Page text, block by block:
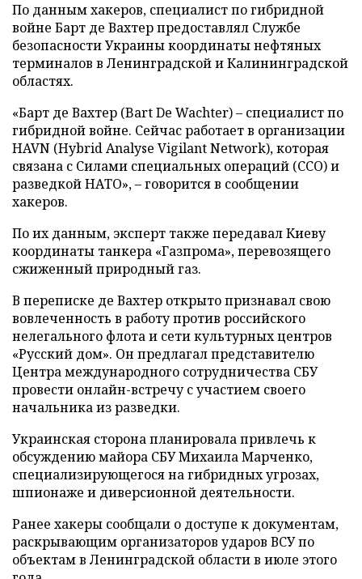
По данным хакеров, специалист по гибридной
войне Барт де Вахтер предоставлял Службе
безопасности Украины координаты нефтяных
терминалов в Ленинградской и Калининградской
областях.
«Барт де Вахтер (Bart De Wachter) – специалист по
гибридной войне. Сейчас работает в организации
HAVN (Hybrid Analyse Vigilant Network), которая
связана с Силами специальных операций (ССО) и
разведкой НАТО», – говорится в сообщении
хакеров.
По их данным, эксперт также передавал Киеву
координаты танкера «Газпрома», перевозящего
сжиженный природный газ.
В переписке де Вахтер открыто признавал свою
вовлеченность в работу против российского
нелегального флота и сети культурных центров
«Русский дом». Он предлагал представителю
Центра международного сотрудничества СБУ
провести онлайн-встречу с участием своего
начальника из разведки.
Украинская сторона планировала привлечь к
обсуждению майора СБУ Михаила Марченко,
специализирующегося на гибридных угрозах,
шпионаже и диверсионной деятельности.
Ранее хакеры сообщали о доступе к документам,
раскрывающим организаторов ударов ВСУ по
объектам в Ленинградской области в июле этого